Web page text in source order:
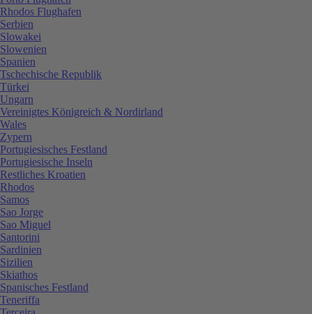
Rhodos Flughafen
Serbien
Slowakei
Slowenien
Spanien
Tschechische Republik
Türkei
Ungarn
Vereinigtes Königreich & Nordirland
Wales
Zypern
Portugiesisches Festland
Portugiesische Inseln
Restliches Kroatien
Rhodos
Samos
Sao Jorge
Sao Miguel
Santorini
Sardinien
Sizilien
Skiathos
Spanisches Festland
Teneriffa